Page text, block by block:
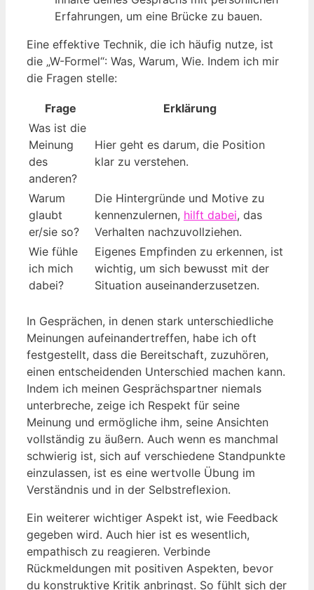
Erfahrungen, um eine Brücke zu bauen.
Eine effektive Technik, die ich häufig nutze, ist
die „W-Formel“: Was, Warum, Wie. Indem ich mir
die Fragen stelle:
Frage
Erklärung
Was ist die
Meinung
des
anderen?
Hier geht es darum, die Position
klar zu verstehen.
Warum
glaubt
er/sie so?
Die Hintergründe und Motive zu
kennenzulernen, hilft dabei, das
Verhalten nachzuvollziehen.
Wie fühle
ich mich
dabei?
Eigenes Empfinden zu erkennen, ist
wichtig, um sich bewusst mit der
Situation auseinanderzusetzen.
In Gesprächen, in denen stark unterschiedliche
Meinungen aufeinandertreffen, habe ich oft
festgestellt, dass die Bereitschaft, zuzuhören,
einen entscheidenden Unterschied machen kann.
Indem ich meinen Gesprächspartner niemals
unterbreche, zeige ich Respekt für seine
Meinung und ermögliche ihm, seine Ansichten
vollständig zu äußern. Auch wenn es manchmal
schwierig ist, sich auf verschiedene Standpunkte
einzulassen, ist es eine wertvolle Übung im
Verständnis und in der Selbstreflexion.
Ein weiterer wichtiger Aspekt ist, wie Feedback
gegeben wird. Auch hier ist es wesentlich,
empathisch zu reagieren. Verbinde
Rückmeldungen mit positiven Aspekten, bevor
du konstruktive Kritik anbringst. So fühlt sich der